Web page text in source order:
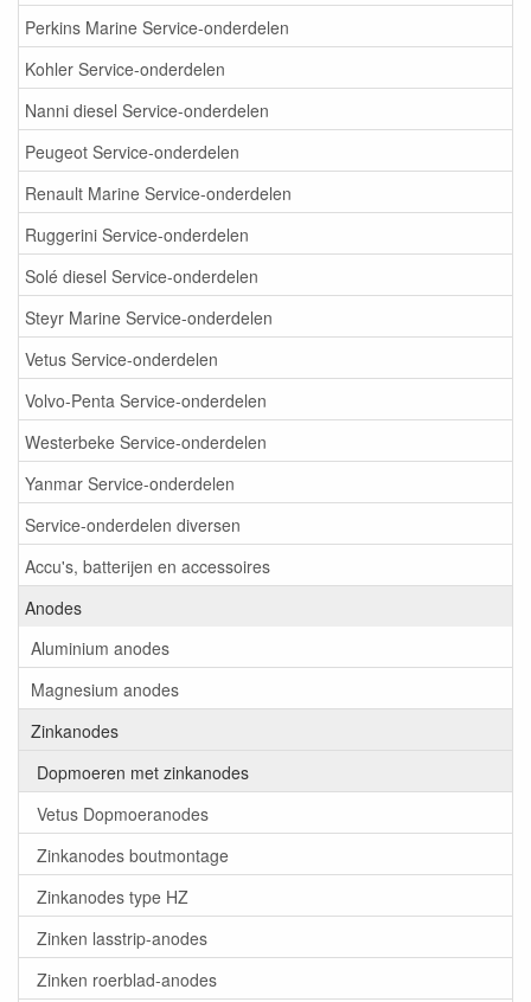
Perkins Marine Service-onderdelen
Kohler Service-onderdelen
Nanni diesel Service-onderdelen
Peugeot Service-onderdelen
Renault Marine Service-onderdelen
Ruggerini Service-onderdelen
Solé diesel Service-onderdelen
Steyr Marine Service-onderdelen
Vetus Service-onderdelen
Volvo-Penta Service-onderdelen
Westerbeke Service-onderdelen
Yanmar Service-onderdelen
Service-onderdelen diversen
Accu's, batterijen en accessoires
Anodes
Aluminium anodes
Magnesium anodes
Zinkanodes
Dopmoeren met zinkanodes
Vetus Dopmoeranodes
Zinkanodes boutmontage
Zinkanodes type HZ
Zinken lasstrip-anodes
Zinken roerblad-anodes